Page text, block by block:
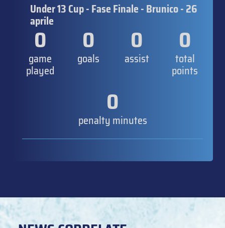
Under 13 Cup - Fase Finale - Brunico - 26
aprile
0
game
played
0
goals
0
assist
0
total
points
0
penalty minutes